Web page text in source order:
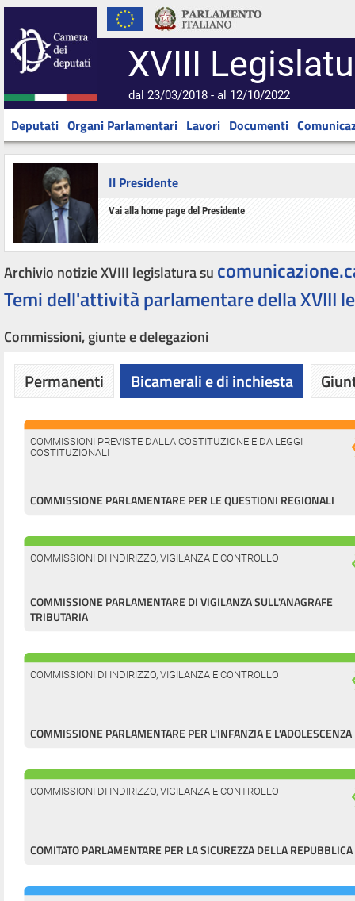
XVIII
dal 23/03/2018 - al 12/10/2022
Deputati Organi Parlamentari Lavori Documenti
Il Presidente
Vai alla home page del Presidente
Archivio notizie XVIII legislatura su
Temi dell'attività parlamentare della XVIII
Commissioni, giunte e delegazioni
Permanenti Bicamerali e di inchiesta
COMMISSIONI PREVISTE DALLA COSTITUZIONE E DA LEGGI
COSTITUZIONALI
COMMISSIONE PARLAMENTARE PER LE QUESTIONI REGIONALI
COMMISSIONI DI INDIRIZZO, VIGILANZA E CONTROLLO
COMMISSIONE PARLAMENTARE DI VIGILANZA SULL'ANAGRAFE
TRIBUTARIA
COMMISSIONI DI INDIRIZZO, VIGILANZA E CONTROLLO
COMMISSIONE PARLAMENTARE PER L'INFANZIA E L'ADOLESCENZA
COMMISSIONI DI INDIRIZZO, VIGILANZA E CONTROLLO
COMITATO PARLAMENTARE PER LA SICUREZZA DELLA REPUBBLICA